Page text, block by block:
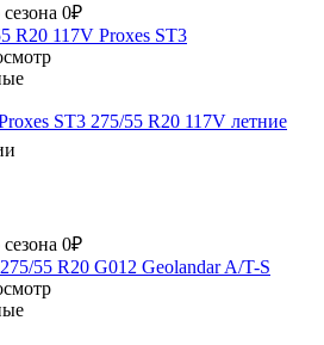
0₽
ST3 275/55 R20 117V летние
0₽